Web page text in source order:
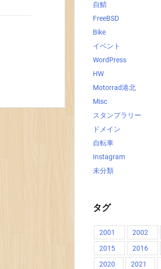
自鯖
FreeBSD
Bike
イベント
WordPress
HW
Motorrad港北
Misc
スタンプラリー
ドメイン
自転車
Instagram
未分類
タグ
2001 2002
2015
2016
2020
2021